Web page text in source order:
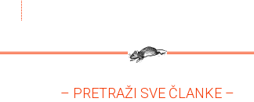
– PRETRAŽI SVE ČLANKE –